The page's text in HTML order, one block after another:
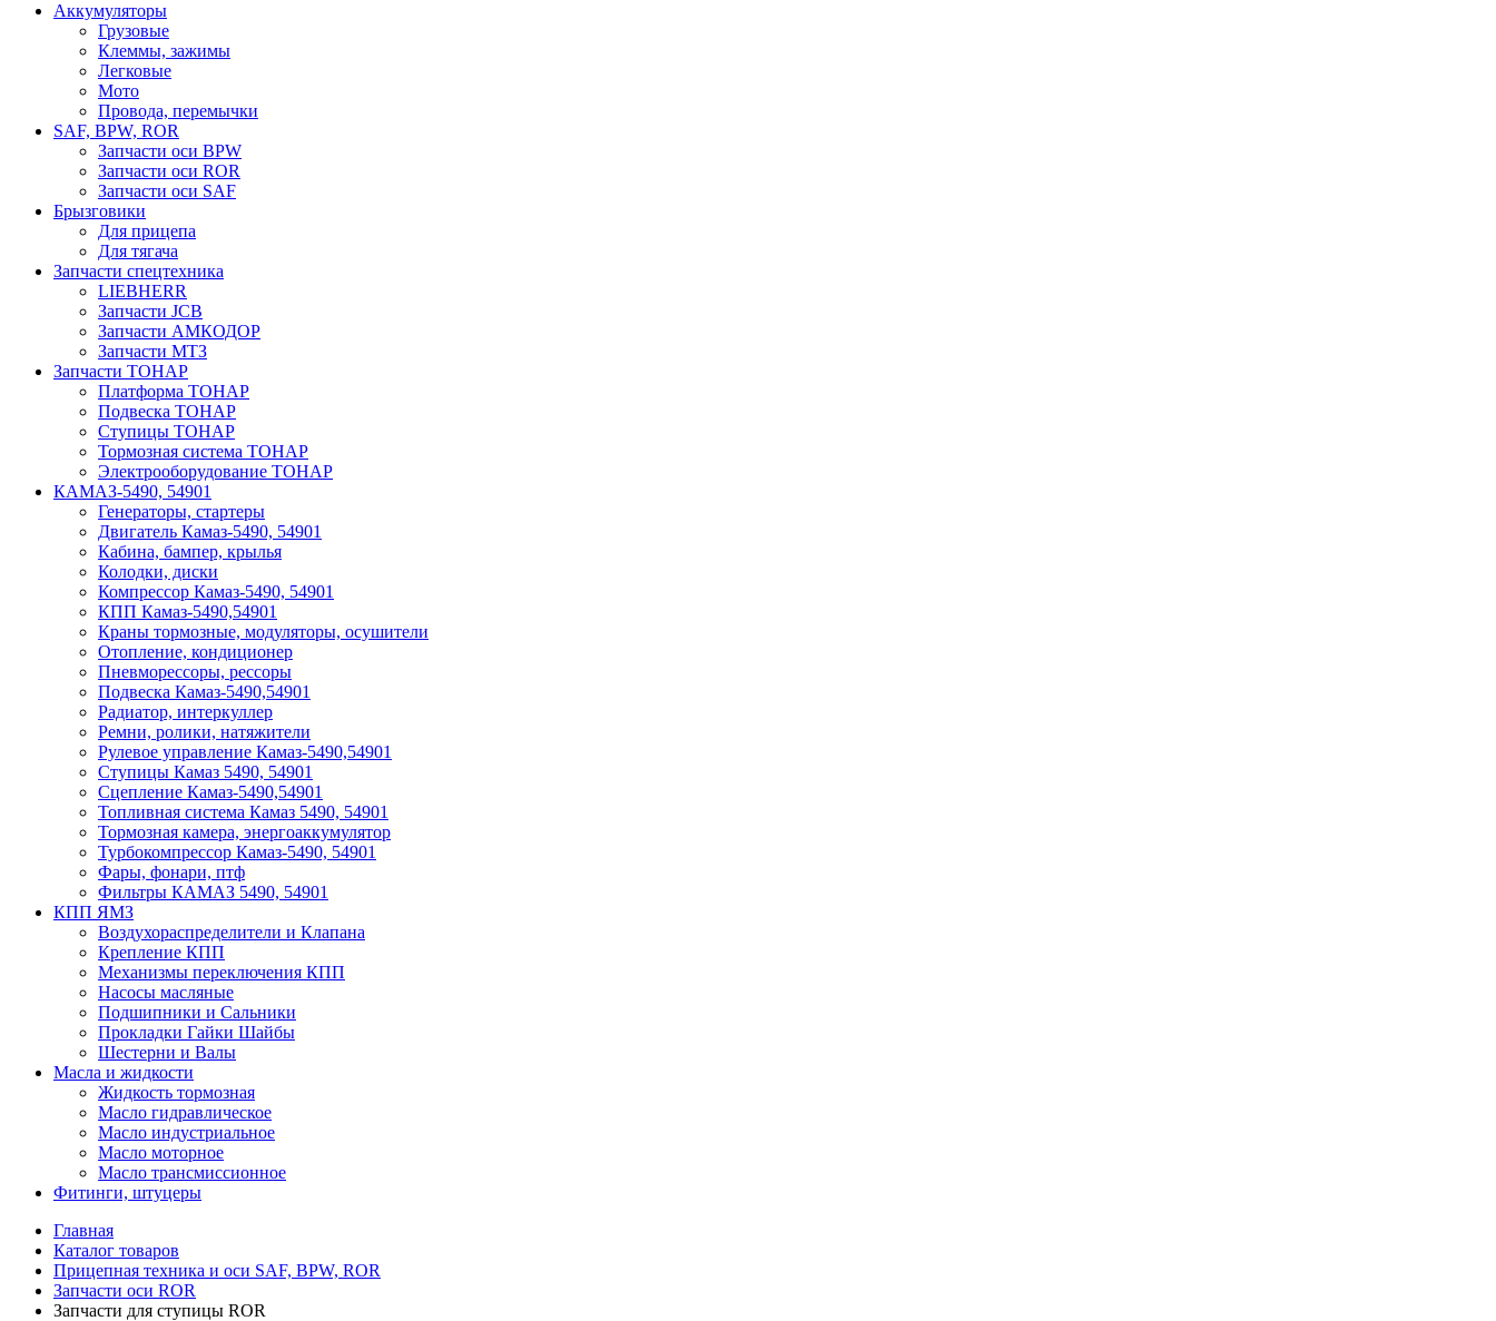
Аккумуляторы
Грузовые
Клеммы, зажимы
Легковые
Мото
Провода, перемычки
SAF, BPW, ROR
Запчасти оси BPW
Запчасти оси ROR
Запчасти оси SAF
Брызговики
Для прицепа
Для тягача
Запчасти спецтехника
LIEBHERR
Запчасти JCB
Запчасти АМКОДОР
Запчасти МТЗ
Запчасти ТОНАР
Платформа ТОНАР
Подвеска ТОНАР
Ступицы ТОНАР
Тормозная система ТОНАР
Электрооборудование ТОНАР
КАМАЗ-5490, 54901
Генераторы, стартеры
Двигатель Камаз-5490, 54901
Кабина, бампер, крылья
Колодки, диски
Компрессор Камаз-5490, 54901
КПП Камаз-5490,54901
Краны тормозные, модуляторы, осушители
Отопление, кондиционер
Пневморессоры, рессоры
Подвеска Камаз-5490,54901
Радиатор, интеркуллер
Ремни, ролики, натяжители
Рулевое управление Камаз-5490,54901
Ступицы Камаз 5490, 54901
Сцепление Камаз-5490,54901
Топливная система Камаз 5490, 54901
Тормозная камера, энергоаккумулятор
Турбокомпрессор Камаз-5490, 54901
Фары, фонари, птф
Фильтры КАМАЗ 5490, 54901
КПП ЯМЗ
Воздухораспределители и Клапана
Крепление КПП
Механизмы переключения КПП
Насосы масляные
Подшипники и Сальники
Прокладки Гайки Шайбы
Шестерни и Валы
Масла и жидкости
Жидкость тормозная
Масло гидравлическое
Масло индустриальное
Масло моторное
Масло трансмиссионное
Фитинги, штуцеры
Главная
Каталог товаров
Прицепная техника и оси SAF, BPW, ROR
Запчасти оси ROR
Запчасти для ступицы ROR